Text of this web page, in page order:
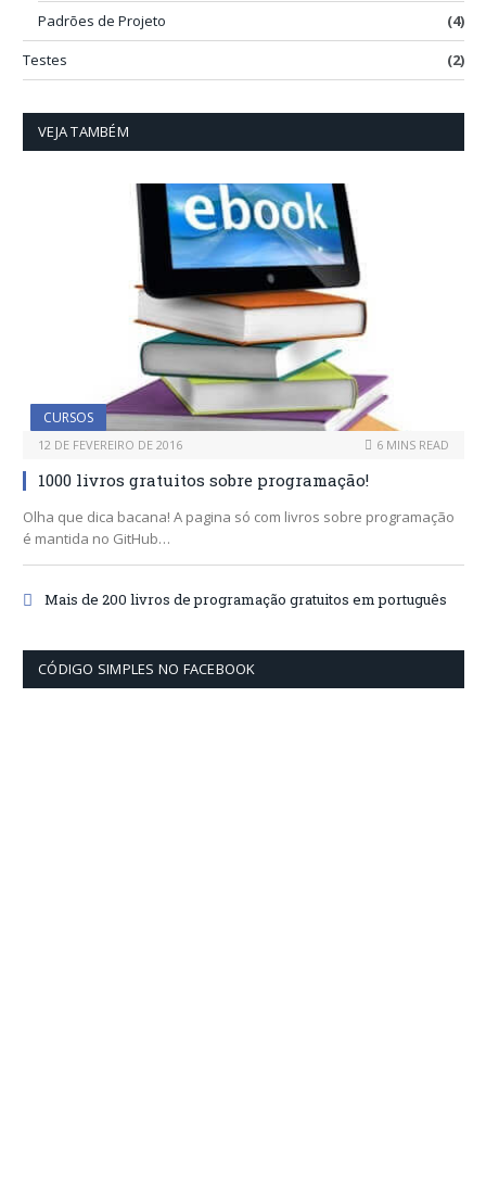
Padrões de Projeto
(4)
Testes
(2)
VEJA TAMBÉM
CURSOS
12 DE FEVEREIRO DE 2016 6 MINS READ
1000 livros gratuitos sobre programação!
Olha que dica bacana! A pagina só com livros sobre programação
é mantida no GitHub…
Mais de 200 livros de programação gratuitos em português
CÓDIGO SIMPLES NO FACEBOOK